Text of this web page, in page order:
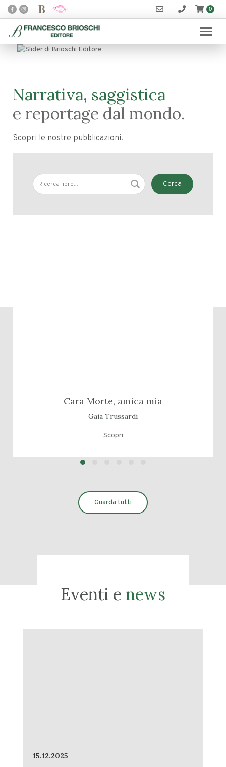
0
Previous
Narrativa, saggistica
e reportage dal mondo.
Scopri le nostre pubblicazioni.
Cara Morte, amica mia
Gaia Trussardi
Scopri
Guarda tutti
Eventi e news
15.12.2025